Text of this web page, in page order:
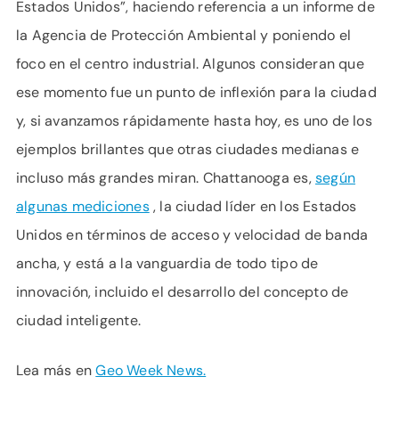
Estados Unidos”, haciendo referencia a un informe de
la Agencia de Protección Ambiental y poniendo el
foco en el centro industrial. Algunos consideran que
ese momento fue un punto de inflexión para la ciudad
y, si avanzamos rápidamente hasta hoy, es uno de los
ejemplos brillantes que otras ciudades medianas e
incluso más grandes miran. Chattanooga es,según
algunas mediciones, la ciudad líder en los Estados
Unidos en términos de acceso y velocidad de banda
ancha, y está a la vanguardia de todo tipo de
innovación, incluido el desarrollo del concepto de
ciudad inteligente.
Lea más enGeo Week News.